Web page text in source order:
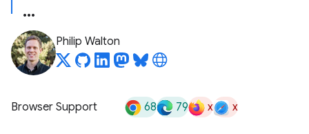
Philip Walton
Browser Support 68 79 x x